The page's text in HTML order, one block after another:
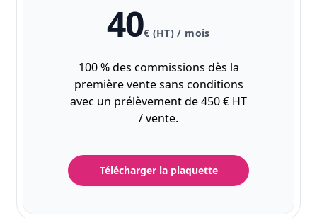
40€ (HT) / mois
100 % des commissions dès la
première vente sans conditions
avec un prélèvement de 450 € HT
/ vente.
Télécharger la plaquette